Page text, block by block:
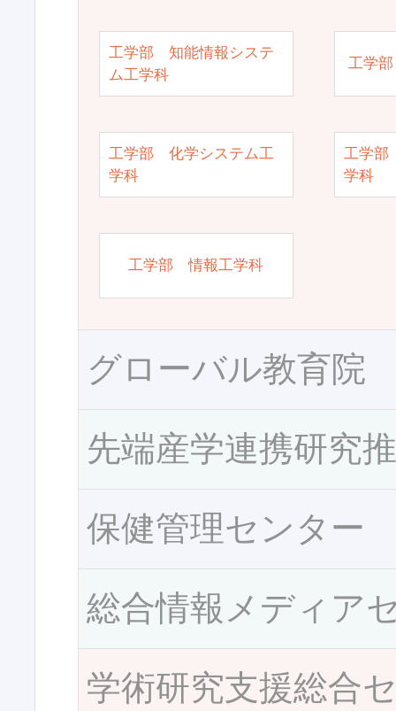
工学部 知能情報システ
ム工学科
工学
工学部 化学システム工
学科
工学部
学科
工学部 情報工学科
グローバル教育院
先端産学連携研究
保健管理センター
総合情報メディア
学術研究支援総合